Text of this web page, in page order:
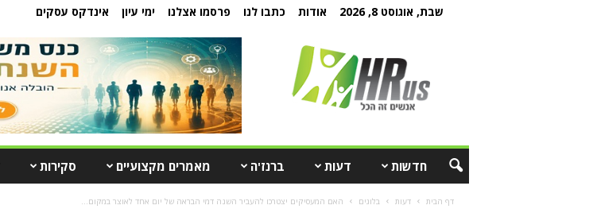
שבת, אוגוסט 8, 2026 אודות כתבו לנו פרסמו אצלנו ימי עיון אינדקס עסקים
חדשות דעות ברנז'ה מאמרים מקצועיים סקירות
דף הבית דעות בלוגים האם המעסיקים יצטרכו להעביר השנה דמי הבראה של יום אחד לאוצר במקום...